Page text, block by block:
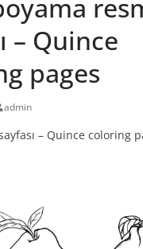
– Quince
pages
admin
– Quince coloring